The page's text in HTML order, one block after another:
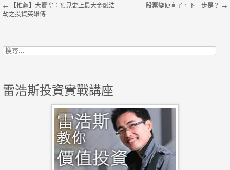
← 【推薦】大賣空：預見史上最大金融浩
劫之投資英雄傳
股票變便宜了，下一步是？ →
搜尋關鍵字:
雷浩斯投資實戰講座